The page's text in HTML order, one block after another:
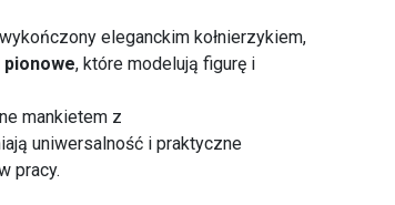
eleganckim kołnierzykiem,
pionowe, które modelują figurę i
mankietem z
uniwersalność i praktyczne
pracy.